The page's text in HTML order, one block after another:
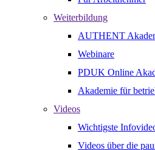
Weiterbildung
AUTHENT
Webinare
PDUK Online
Akademie für
Videos
Wichtigste
Videos über die